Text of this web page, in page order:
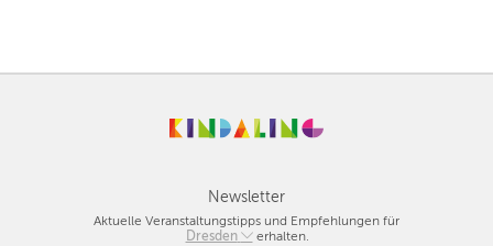
Newsletter
Aktuelle Veranstaltungstipps und Empfehlungen für
Dresden
Berlin
erhalten.